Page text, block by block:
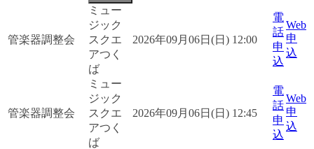
管楽器調整会
ミュー
ジック
スクエ
アつく
ば
2026年09月06日(日) 12:00
電
話
申
込
Web
申
込
管楽器調整会
ミュー
ジック
スクエ
アつく
ば
2026年09月06日(日) 12:45
電
話
申
込
Web
申
込